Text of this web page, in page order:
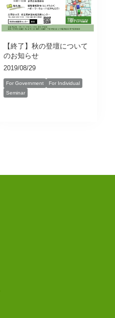
【終了】秋の登壇について
のお知らせ
2019/08/29
For Government
For Individual
Seminar